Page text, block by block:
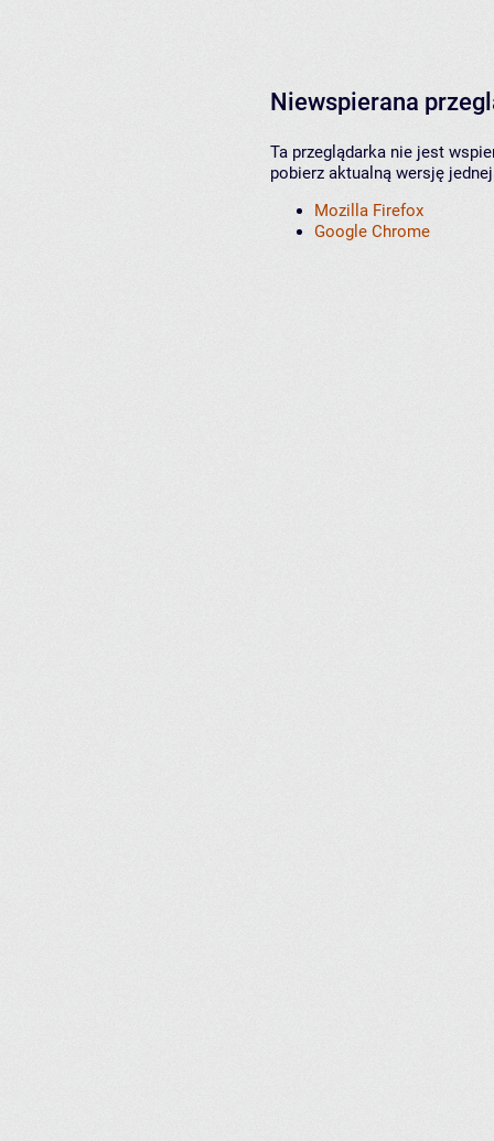
Niewspierana
Ta przeglądarka nie jest
pobierz aktualną wersję
Mozilla Firefox
Google Chrome